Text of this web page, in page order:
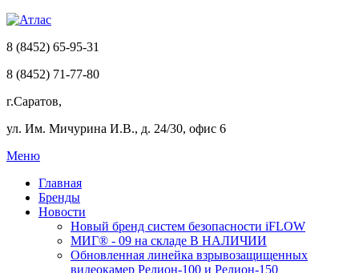
8 (8452) 65-95-31
8 (8452) 71-77-80
г.Саратов,
ул. Им. Мичурина И.В., д. 24/30, офис 6
Меню
Главная
Бренды
Новости
Новый бренд систем безопасности iFLOW
МИГ® - 09 на складе В НАЛИЧИИ
Обновленная линейка взрывозащищенных
видеокамер Релион-100 и Релион-150